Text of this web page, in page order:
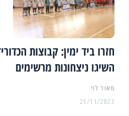
חזרו ביד ימין: קבוצות
השיגו ניצחונות מרשימים
מאור לוי
25/11/2023